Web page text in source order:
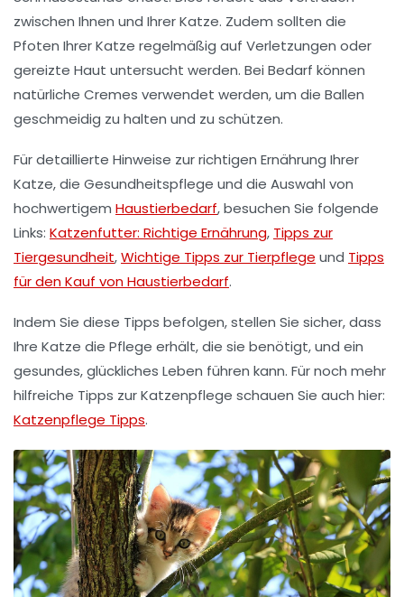
zwischen Ihnen und Ihrer Katze. Zudem sollten die
Pfoten Ihrer Katze regelmäßig auf Verletzungen oder
gereizte Haut untersucht werden. Bei Bedarf können
natürliche Cremes verwendet werden, um die Ballen
geschmeidig zu halten und zu schützen.
Für detaillierte Hinweise zurrichtigen Ernährung Ihrer
Katze, die Gesundheitspflege und die Auswahl von
hochwertigem Haustierbedarf, besuchen Sie folgende
Links: Katzenfutter: Richtige Ernährung, Tipps zur
Tiergesundheit,Wichtige Tipps zur Tierpflege und Tipps
für den Kauf von Haustierbedarf.
Indem Sie diese Tipps befolgen, stellen Sie sicher, dass
Ihre Katze die Pflege erhält, die sie benötigt, und ein
gesundes, glückliches Leben führen kann. Für noch mehr
hilfreiche Tipps zurKatzenpflege schauen Sie auch hier:
Katzenpflege Tipps.